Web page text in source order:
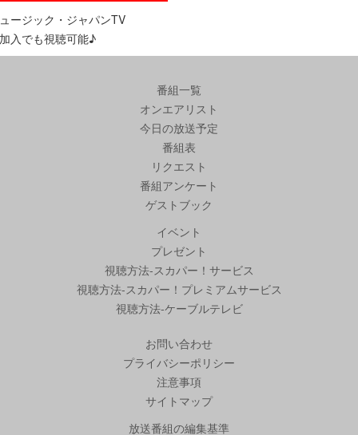
ージック・ジャパンTV
入でも視聴可能♪
番組一覧
オンエアリスト
今日の放送予定
番組表
リクエスト
番組アンケート
ゲストブック
イベント
プレゼント
視聴方法-スカパー！サービス
視聴方法-スカパー！プレミアムサービス
視聴方法-ケーブルテレビ
お問い合わせ
プライバシーポリシー
注意事項
サイトマップ
放送番組の編集基準